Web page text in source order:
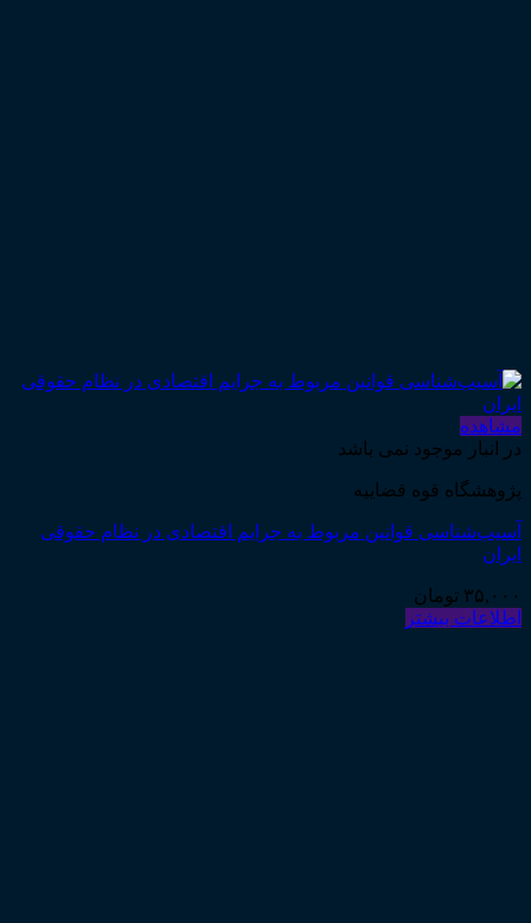
مشاهده
در انبار موجود نمی باشد
پژوهشگاه قوه قضاییه
آسیب‌شناسی قوانین مربوط به جرایم اقتصادی در نظام حقوقی
ایران
۳۵,۰۰۰ تومان
اطلاعات بیشتر